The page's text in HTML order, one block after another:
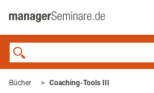
Bücher Coaching-Tools III